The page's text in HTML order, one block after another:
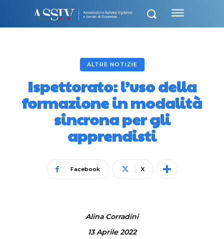
ALTRE NOTIZIE
Ispettorato: l’uso della
formazione in modalità
sincrona per gli
apprendisti
Facebook X
Alina Corradini
13 Aprile 2022